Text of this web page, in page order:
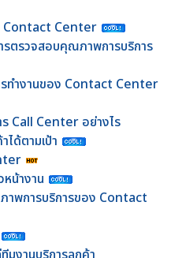
Contact Center
รตรวจสอบคุณภาพการบริการ
รทำงานของ Contact Center
ร Call Center อย่างไร
ได้ตามเป้า
หน้างาน
พการบริการของ Contact